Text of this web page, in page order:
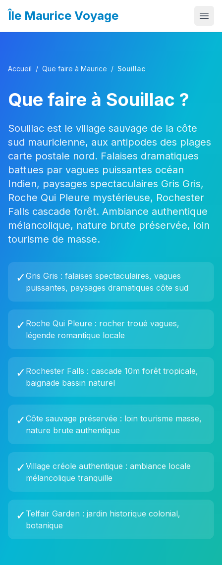
Île Maurice Voyage
Que faire
Itinéraires
Budget
Quand partir
Infos pratiques
Activités
Accueil / Que faire à Maurice / Souillac
Que faire à Souillac ?
Souillac est le village sauvage de la côte
sud mauricienne, aux antipodes des plages
carte postale nord. Falaises dramatiques
battues par vagues puissantes océan
Indien, paysages spectaculaires Gris Gris,
Roche Qui Pleure mystérieuse, Rochester
Falls cascade forêt. Ambiance authentique
mélancolique, nature brute préservée, loin
tourisme de masse.
✓ Gris Gris : falaises spectaculaires, vagues
puissantes, paysages dramatiques côte sud
✓ Roche Qui Pleure : rocher troué vagues,
légende romantique locale
✓ Rochester Falls : cascade 10m forêt tropicale,
baignade bassin naturel
✓ Côte sauvage préservée : loin tourisme masse,
nature brute authentique
✓ Village créole authentique : ambiance locale
mélancolique tranquille
✓ Telfair Garden : jardin historique colonial,
botanique